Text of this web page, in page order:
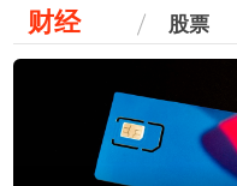
财经 股票